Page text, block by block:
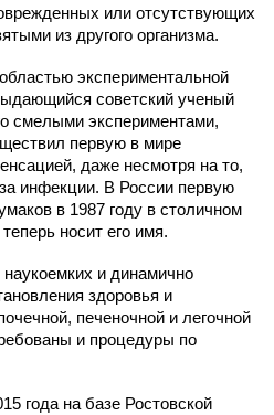
Челюстно-лицевой хирургии
Экстренной и плановой
консультативной медицинской
помощи
Эндоскопическое
или отсутствующих
из другого организма.
экспериментальной
советский ученый
смелыми экспериментами,
первую в мире
даже несмотря на то,
инфекции. В России первую
в 1987 году в столичном
носит его имя.
и динамично
здоровья и
печеночной и легочной
и процедуры по
года на базе Ростовской